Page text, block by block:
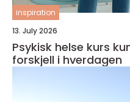
inspiration
13. July 2026
Psykisk helse kurs kunnskap som gjør en
forskjell i hverdagen